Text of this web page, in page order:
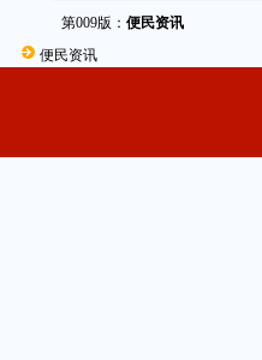
第009版：便民资讯
便民资讯